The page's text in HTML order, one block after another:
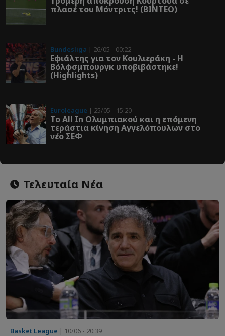
πλασέ του Μόντριτς! (ΒΙΝΤΕΟ)
Bundesliga | 26/05 - 00:22
Εφιάλτης για τον Κουλιεράκη - Η
Βόλφσμπουργκ υποβιβάστηκε!
(Highlights)
Euroleague | 25/05 - 15:20
Το All In Ολυμπιακού και η επόμενη
τεράστια κίνηση Αγγελόπουλων στο
νέο ΣΕΦ
Τελευταία Νέα
Basket League | 10/06 - 20:39